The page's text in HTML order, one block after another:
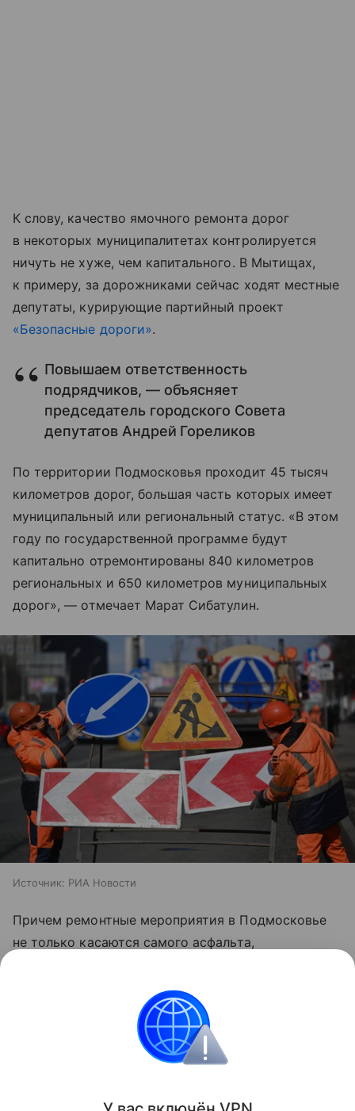
К слову, качество ямочного ремонта дорог
в некоторых муниципалитетах контролируется
ничуть не хуже, чем капитального. В Мытищах,
к примеру, за дорожниками сейчас ходят местные
депутаты, курирующие партийный проект
«Безопасные дороги».
Повышаем ответственность
подрядчиков, — объясняет
председатель городского Cовета
депутатов Андрей Гореликов
По территории Подмосковья проходит 45 тысяч
километров дорог, большая часть которых имеет
муниципальный или региональный статус. «В этом
году по государственной программе будут
капитально отремонтированы 840 километров
региональных и 650 километров муниципальных
дорог», — отмечает Марат Сибатулин.
Источник: РИА Новости
Причем ремонтные мероприятия в Подмосковье
не только касаются самого асфальта,
, а также ограждение и освещение вдоль
трасс. Также активно ведутся работы по созданию
и контролю парковочных мест.